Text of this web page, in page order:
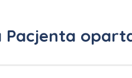
Pacjenta